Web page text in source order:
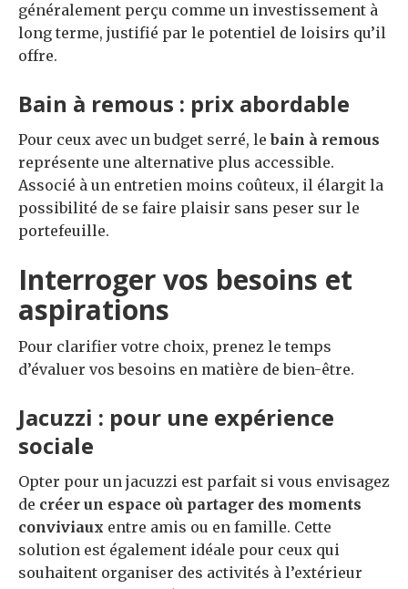
généralement perçu comme un investissement à
long terme, justifié par le potentiel de loisirs qu’il
offre.
Bain à remous : prix abordable
Pour ceux avec un budget serré, lebain à remous
représente une alternative plus accessible.
Associé à un entretien moins coûteux, il élargit la
possibilité de se faire plaisir sans peser sur le
portefeuille.
Interroger vos besoins et
aspirations
Pour clarifier votre choix, prenez le temps
d’évaluer vos besoins en matière de bien-être.
Jacuzzi : pour une expérience
sociale
Opter pour un jacuzzi est parfait si vous envisagez
de créer un espace où partager des moments
conviviaux entre amis ou en famille. Cette
solution est également idéale pour ceux qui
souhaitent organiser des activités à l’extérieur